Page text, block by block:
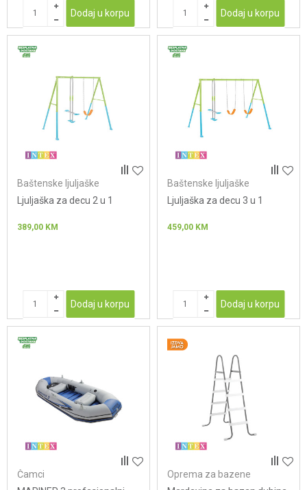
Dodaj u korpu Dodaj u korpu
Baštenske ljuljaške
Ljuljaška za decu 2 u 1
389,00 KM
Dodaj u korpu
Baštenske ljuljaške
Ljuljaška za decu 3 u 1
459,00 KM
Dodaj u korpu
Čamci
Oprema za bazene